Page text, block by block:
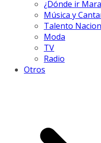
¿Dónde ir
Música y
Talento
Moda
TV
Radio
Otros